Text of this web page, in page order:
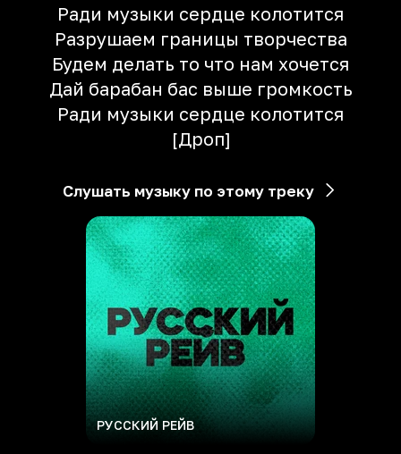
Ради музыки сердце колотится
Разрушаем границы творчества
Будем делать то что нам хочется
Дай барабан бас выше громкость
Ради музыки сердце колотится
[Дроп]
Слушать музыку по этому треку
РУССКИЙ РЕЙВ